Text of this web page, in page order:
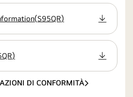
(S95QR)
)
DI CONFORMITÀ